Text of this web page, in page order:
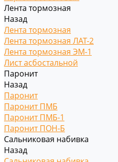
Лента тормозная
Назад
Лента тормозная
Лента тормозная ЛАТ-2
Лента тормозная ЭМ-1
Лист асбостальной
Паронит
Назад
Паронит
Паронит ПМБ
Паронит ПМБ-1
Паронит ПОН-Б
Сальниковая набивка
Назад